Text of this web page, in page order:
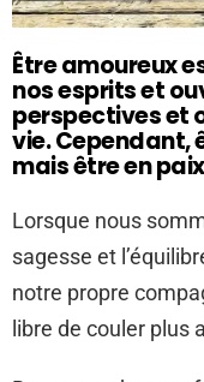
Être amoureux
nos esprits et
perspectives et
vie. Cependant,
mais être en
Lorsque nous
sagesse et
notre propre
libre de couler plus